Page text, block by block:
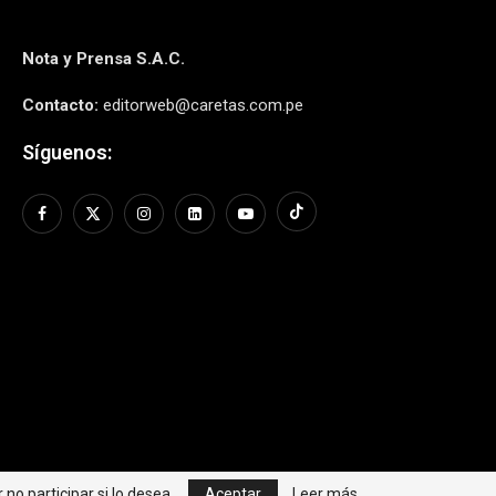
Nota y Prensa S.A.C.
Contacto: editorweb@caretas.com.pe
Síguenos: